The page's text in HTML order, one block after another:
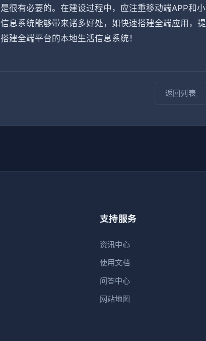
很有必要的。在建设过程中，应注重移动端APP和小
息系统能够带来诸多好处，如快速搭建全端应用，提
建全端平台的本地生活信息系统！
返回列表
支持服务
资讯中心
使用文档
问答中心
网站地图